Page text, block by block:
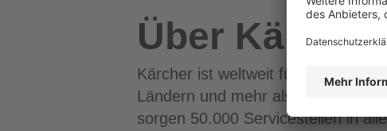
Über Kärcher
Kärcher ist weltweit führender
Ländern und mehr als 127
sorgen 50.000 Servicestellen in